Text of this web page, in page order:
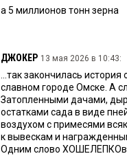
а 5 миллионов тонн зерна
ДЖОКЕР 13 мая 2026 в 10:43:
...так закончилась история
славном городе Омске. А
Затопленными дачами,
остатками сада в виде
воздухом с примесями
к вывескам и
Одним слово